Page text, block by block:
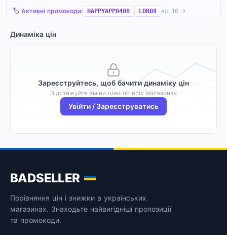
🏷️ Активні промокоди: HAPPYAPP0408 LOR08 всі 16 →
Динаміка цін
Зареєструйтесь, щоб бачити динаміку цін
Відстежуйте зміни ціни по всіх магазинах
Увійти / Зареєструватись
BADSELLER
Порівняння цін і знижки в українських
магазинах. Знаходьте найвигідніші пропозиції
та промокоди.